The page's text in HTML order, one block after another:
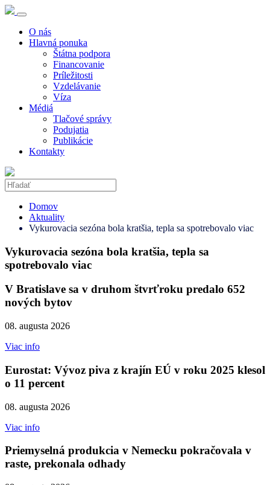
O nás
Hlavná ponuka
Štátna podpora
Financovanie
Príležitosti
Vzdelávanie
Víza
Médiá
Tlačové správy
Podujatia
Publikácie
Kontakty
Domov
Aktuality
Vykurovacia sezóna bola kratšia, tepla sa spotrebovalo viac
Vykurovacia sezóna bola kratšia, tepla sa
spotrebovalo viac
V Bratislave sa v druhom štvrťroku predalo 652
nových bytov
08. augusta 2026
Viac info
Eurostat: Vývoz piva z krajín EÚ v roku 2025 klesol
o 11 percent
08. augusta 2026
Viac info
Priemyselná produkcia v Nemecku pokračovala v
raste, prekonala odhady